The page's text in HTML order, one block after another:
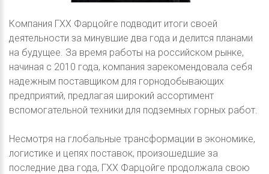
Компания ГХХ Фарцойге подводит итоги своей
деятельности за минувшие два года и делится планами
на будущее. За время работы на российском рынке,
начиная с 2010 года, компания зарекомендовала себя
надежным поставщиком для горнодобывающих
предприятий, предлагая широкий ассортимент
вспомогательной техники для подземных горных работ.
Несмотря на глобальные трансформации в экономике,
логистике и цепях поставок, произошедшие за
последние два года, ГХХ Фарцойге продолжала свою